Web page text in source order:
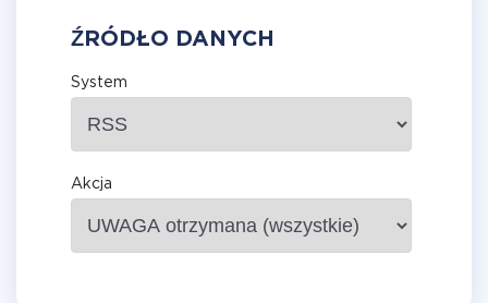
ŹRÓDŁO DANYCH
System
Akcja